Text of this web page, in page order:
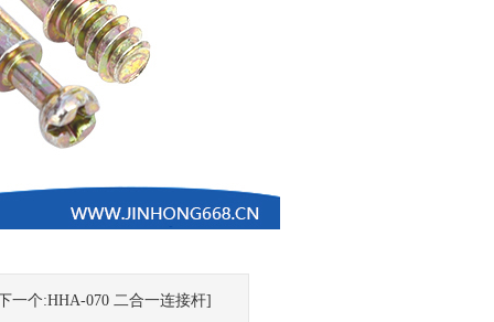
一个:HHA-070 二合一连接杆]